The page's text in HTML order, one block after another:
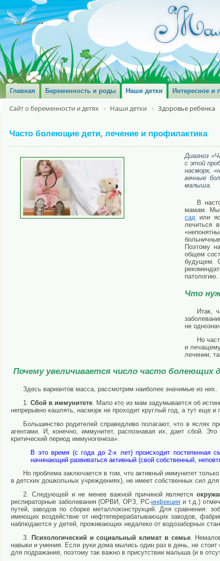
Главная Беременность и роды Наши детки Интересное и
Сайт о беременности и детях Наши детки Здоровье ребенка
Часто болеющие дети, лечение и профилактика
Диагноз
с этой
насморк,
вечные
малыша.
В
мамам. Мы
сад или
лечиться
Поэтому
общем
будущем.
патологию.
Что
Итак,
не
Но
и
лечении,
Почему увеличивается число часто болеющих
Здесь вариантов масса, рассмотрим наиболее значимые из них.
1.Сбой в иммунитете . Мало кто из мам задумывается об
непрерывно кашлять, насморк не проходит круглый год, а тут еще
Большинство родителей справедливо полагают, что в яслях
агентами. И, конечно, иммунитет, распознавая их, дает сбой.
критический период иммуногенеза».
В это время (с года до 2-х лет) происходит постепенная
начинающий развиваться активный (свой собственный,
Но проблема заключается в том, что активный иммунитет
в детских дошкольных учреждениях), не имеет собственных сил
2. Следующей и не менее важной причиной является
респираторные заболевания (ОРВИ, ОРЗ, РС-инфекцияи т.д.)
путей, заводов по сборке металлоконструкций. Для сравнения:
имеющих воздействие от нефтеперерабатывающих заводов,
наблюдаются у детей, проживающих недалеко от водозаборных
3.
Психологический и социальный климат в семье.
навыки и умения. Если руки дома мылись один раз в день, не
для подражания, поэтому так важно в присутствии малыша (и в